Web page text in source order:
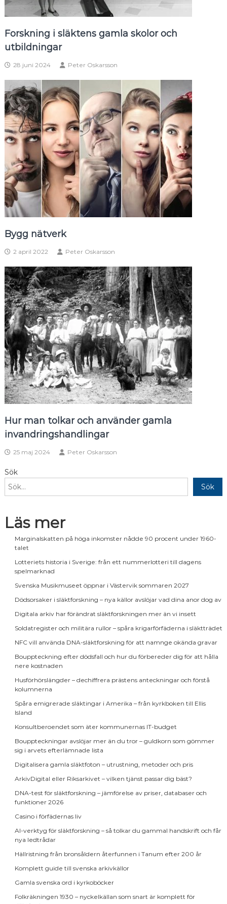
Forskning i släktens gamla skolor och
utbildningar
28 juni 2024 Peter Oskarsson
Bygg nätverk
2 april 2022 Peter Oskarsson
Hur man tolkar och använder gamla
invandringshandlingar
25 maj 2024 Peter Oskarsson
Sök
Sök
Läs mer
Marginalskatten på höga inkomster nådde 90 procent under 1960-
talet
Lotteriets historia i Sverige: från ett nummerlotteri till dagens
spelmarknad
Svenska Musikmuseet öppnar i Västervik sommaren 2027
Dödsorsaker i släktforskning – nya källor avslöjar vad dina anor dog av
Digitala arkiv har förändrat släktforskningen mer än vi insett
Soldatregister och militära rullor – spåra krigarförfäderna i släktträdet
NFC vill använda DNA-släktforskning för att namnge okända gravar
Bouppteckning efter dödsfall och hur du förbereder dig för att hålla
nere kostnaden
Husförhörslängder – dechiffrera prästens anteckningar och förstå
kolumnerna
Spåra emigrerade släktingar i Amerika – från kyrkboken till Ellis
Island
Konsultberoendet som äter kommunernas IT-budget
Bouppteckningar avslöjar mer än du tror – guldkorn som gömmer
sig i arvets efterlämnade lista
Digitalisera gamla släktfoton – utrustning, metoder och pris
ArkivDigital eller Riksarkivet – vilken tjänst passar dig bäst?
DNA-test för släktforskning – jämförelse av priser, databaser och
funktioner 2026
Casino i förfädernas liv
AI-verktyg för släktforskning – så tolkar du gammal handskrift och får
nya ledtrådar
Hällristning från bronsåldern återfunnen i Tanum efter 200 år
Komplett guide till svenska arkivkällor
Gamla svenska ord i kyrkoböcker
Folkräkningen 1930 – nyckelkällan som snart är komplett för